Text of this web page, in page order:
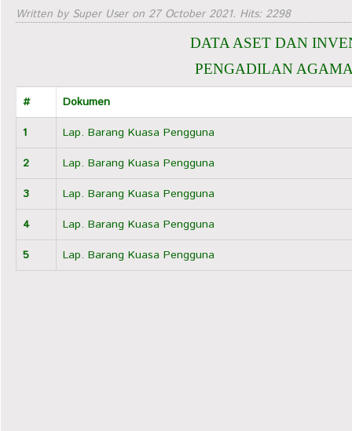
Written by Super User on 27 October 2021. Hits: 2298
DATA ASET DAN
PENGADILAN
#
Dokumen
1
Lap. Barang Kuasa Pengguna
2
Lap. Barang Kuasa Pengguna
3
Lap. Barang Kuasa Pengguna
4
Lap. Barang Kuasa Pengguna
5
Lap. Barang Kuasa Pengguna